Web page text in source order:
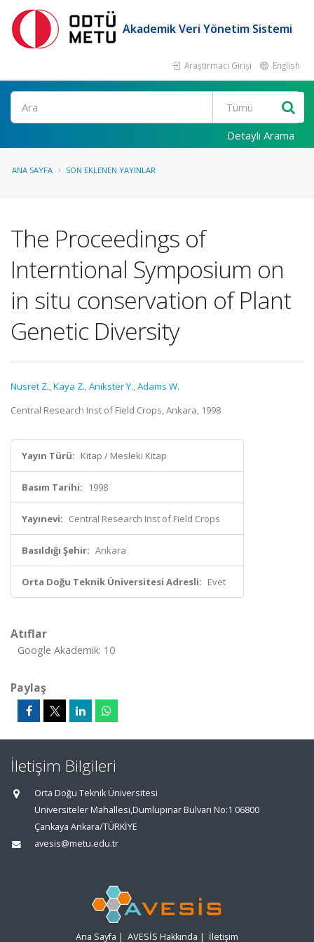
Akademik Veri Yönetim Sistemi
Araştırmacı Girişi English
Ara
Detaylı Arama
ANA SAYFA SON EKLENEN YAYINLAR
The Proceedings of
Interntional Symposium on
in situ conservation of Plant
Genetic Diversity
Nusret Z.,Kaya Z.,Anikster Y.,Adams W.
Central Research Inst of Field Crops, Ankara, 1998
Yayın Türü: Kitap / Mesleki Kitap
Basım Tarihi: 1998
Yayınevi: Central Research Inst of Field Crops
Basıldığı Şehir: Ankara
Orta Doğu Teknik Üniversitesi Adresli: Evet
Atıflar
Google Akademik: 10
Paylaş
İletişim Bilgileri
Orta Doğu Teknik Üniversitesi
Üniversiteler Mahallesi,Dumlupınar Bulvarı No:1 06800
Çankaya Ankara/TÜRKİYE
avesis@metu.edu.tr
Ana Sayfa | AVESİS Hakkında | İletişim